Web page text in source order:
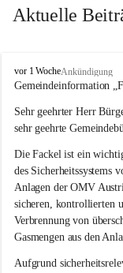
Aktuelle
A
d
r
k
a
a
vor 1 WocheAnkündigung
Gemeindeinformation
Sehr geehrter Herr
sehr geehrte
Die Fackel ist ein
des Sicherheitssystems
Anlagen der OMV
sicheren, kontrollierten
Verbrennung von
Gasmengen aus den
Aufgrund